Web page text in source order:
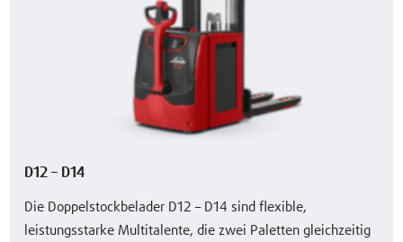
D12 – D14
Die Doppelstockbelader D12 – D14 sind flexible,
leistungsstarke Multitalente, die zwei Paletten gleichzeitig